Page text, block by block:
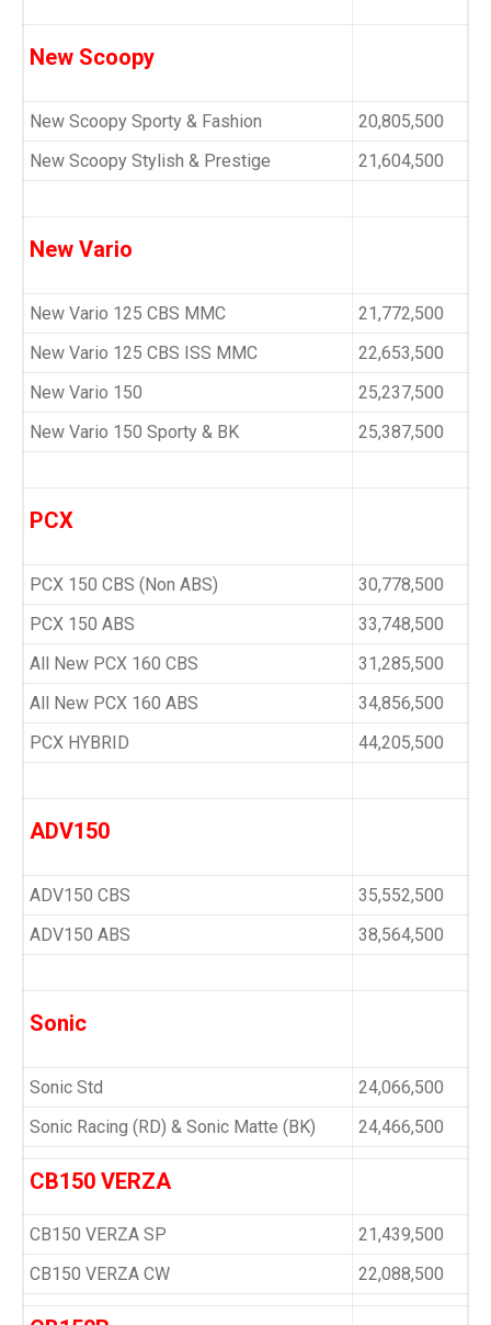
New Scoopy
New Scoopy Sporty & Fashion
20,805,500
New Scoopy Stylish & Prestige
21,604,500
New Vario
New Vario 125 CBS MMC
21,772,500
New Vario 125 CBS ISS MMC
22,653,500
New Vario 150
25,237,500
New Vario 150 Sporty & BK
25,387,500
PCX
PCX 150 CBS (Non ABS)
30,778,500
PCX 150 ABS
33,748,500
All New PCX 160 CBS
31,285,500
All New PCX 160 ABS
34,856,500
PCX HYBRID
44,205,500
ADV150
ADV150 CBS
35,552,500
ADV150 ABS
38,564,500
Sonic
Sonic Std
24,066,500
Sonic Racing (RD) & Sonic Matte (BK)
24,466,500
CB150 VERZA
CB150 VERZA SP
21,439,500
CB150 VERZA CW
22,088,500